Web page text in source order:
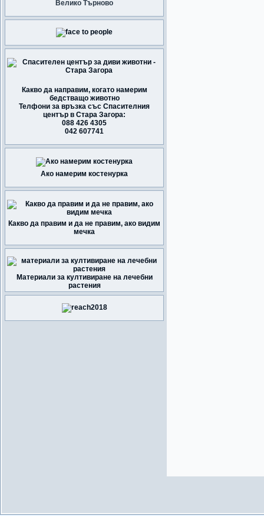
Велико Търново
Какво да направим, когато намерим
бедстващо животно
Телфони за връзка със Спасителния
център в Стара Загора:
088 426 4305
042 607741
Ако намерим костенурка
Какво да правим и да не правим, ако видим
мечка
Материали за култивиране на лечебни
растения